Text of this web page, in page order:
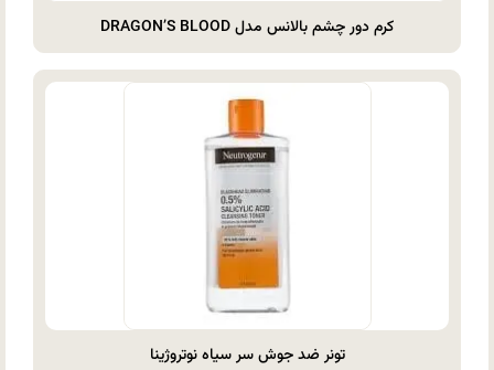
کرم دور چشم بالانس مدل DRAGON’S BLOOD
تونر ضد جوش سر سیاه نوتروژینا